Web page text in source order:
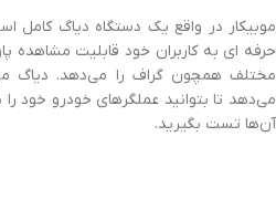
موبیکار در واقع یک دستگاه دیاگ
حرفه ای به کاربران خود قابلیت مشاهده
مختلف همچون گراف را می‌دهد. دیاگ
می‌دهد تا بتوانید عملگرهای خودرو خود را
آن‌ها تست بگیرید.